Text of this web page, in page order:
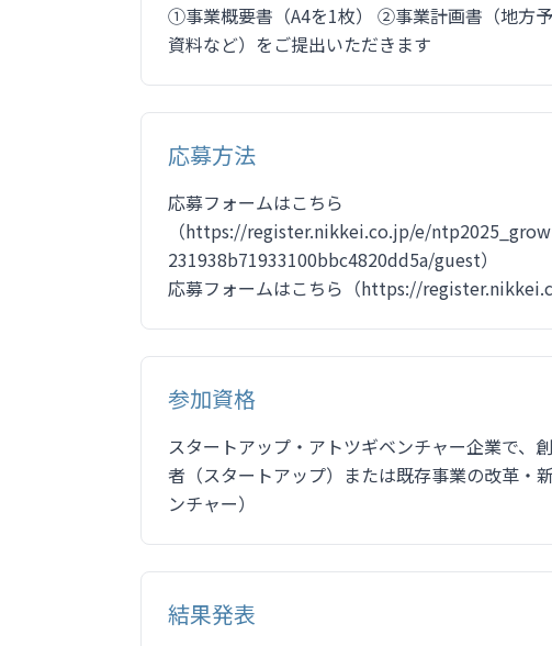
①事業概要書（A4を1枚） ②事業計画書（地方
資料など）をご提出いただきます
応募方法
応募フォームはこちら
（https://register.nikkei.co.jp/e/
231938b71933100bbc4820dd5a/guest）
応募フォームはこちら（https://
参加資格
スタートアップ・アトツギベンチャー企業で、
者（スタートアップ）または既存事業の改革・
ンチャー）
結果発表